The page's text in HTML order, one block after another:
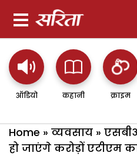
ऑडियो कहानी क्राइम
Home » व्यवसाय »
हो जाएंगे करोड़ों एटीएम